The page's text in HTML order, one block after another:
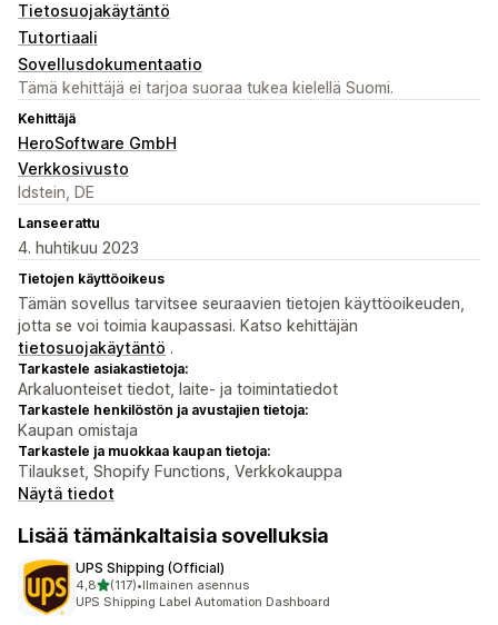
Tietosuojakäytäntö
Tutortiaali
Sovellusdokumentaatio
Tämä kehittäjä ei tarjoa suoraa tukea kielellä Suomi.
Kehittäjä
HeroSoftware GmbH
Verkkosivusto
Idstein, DE
Lanseerattu
4. huhtikuu 2023
Tietojen käyttöoikeus
Tämän sovellus tarvitsee seuraavien tietojen käyttöoikeuden,
jotta se voi toimia kaupassasi. Katso kehittäjän
tietosuojakäytäntö .
Tarkastele asiakastietoja:
Arkaluonteiset tiedot, laite- ja toimintatiedot
Tarkastele henkilöstön ja avustajien tietoja:
Kaupan omistaja
Tarkastele ja muokkaa kaupan tietoja:
Tilaukset, Shopify Functions, Verkkokauppa
Näytä tiedot
Lisää tämänkaltaisia sovelluksia
UPS Shipping (Official)
4,8/ 5 tähteä
(117)
117 arvostelua yhteensä
•Ilmainen asennus
UPS Shipping Label Automation Dashboard